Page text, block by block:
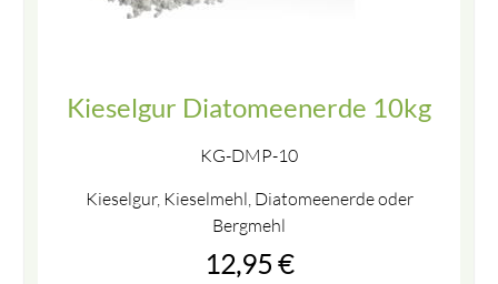
Kieselgur Diatomeenerde 10kg
KG-DMP-10
Kieselgur, Kieselmehl, Diatomeenerde oder
Bergmehl
12,95 €